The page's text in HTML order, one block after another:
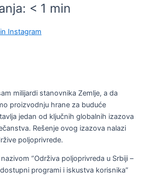
< 1 min
Instagram
milijardi stanovnika Zemlje, a da
proizvodnju hrane za buduće
jedan od ključnih globalnih izazova
Rešenje ovog izazova nalazi
poljoprivrede.
“Održiva poljoprivreda u Srbiji –
programi i iskustva korisnika”